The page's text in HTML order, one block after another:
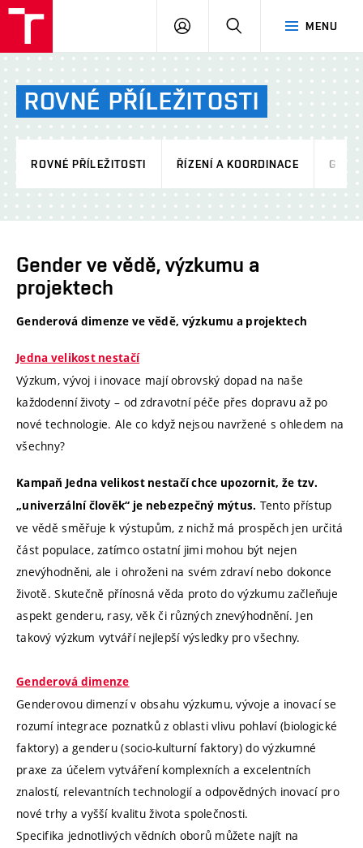
MENU
PŘIHLÁSIT
ROVNÉ PŘÍLEŽITOSTI
ROVNÉ PŘÍLEŽITOSTI ŘÍZENÍ A KOORDINACE
Gender ve vědě, výzkumu a
projektech
Genderová dimenze ve vědě, výzkumu a projektech
Jedna velikost nestačí
Výzkum, vývoj i inovace mají obrovský dopad na naše
každodenní životy – od zdravotní péče přes dopravu až po
nové technologie. Ale co když nejsou navržené s ohledem na
všechny?
Kampaň Jedna velikost nestačí chce upozornit, že tzv.
„univerzální člověk“ je nebezpečný mýtus. Tento přístup
ve vědě směřuje k výstupům, z nichž má prospěch jen určitá
část populace, zatímco ostatní jimi mohou být nejen
znevýhodněni, ale i ohroženi na svém zdraví nebo dokonce
životě. Skutečně přínosná věda proto do výzkumu začleňuje
aspekt genderu, rasy, věk či různých znevýhodnění. Jen
takový výzkum vytváří nejlepší výsledky pro všechny.
Genderová dimenze
Genderovou dimenzí v obsahu výzkumu, vývoje a inovací se
rozumí integrace poznatků z oblasti vlivu pohlaví (biologické
faktory) a genderu (socio-kulturní faktory) do výzkumné
praxe za účelem vytváření komplexních a excelentních
znalostí, relevantních technologií a odpovědných inovací pro
nové trhy a vyšší kvalitu života společnosti.
Specifika jednotlivých vědních oborů můžete najít na